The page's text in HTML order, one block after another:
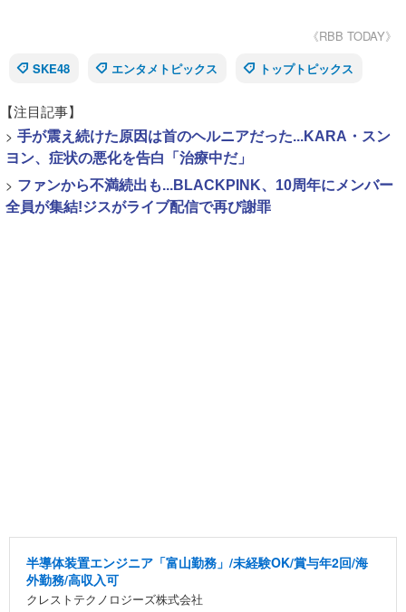
《RBB TODAY》
SKE48
エンタメトピックス トップトピックス
【注目記事】
> 手が震え続けた原因は首のヘルニアだった...KARA・スン
ヨン、症状の悪化を告白「治療中だ」
> ファンから不満続出も...BLACKPINK、10周年にメンバー
全員が集結!ジスがライブ配信で再び謝罪
半導体装置エンジニア「富山勤務」/未経験OK/賞与年2回/海
外勤務/高収入可
クレストテクノロジーズ株式会社